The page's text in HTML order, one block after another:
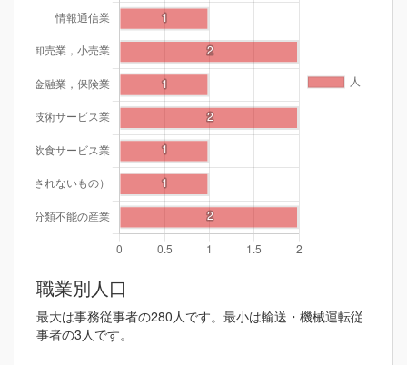
職業別人口
最大は事務従事者の280人です。最小は輸送・機械運転従
事者の3人です。